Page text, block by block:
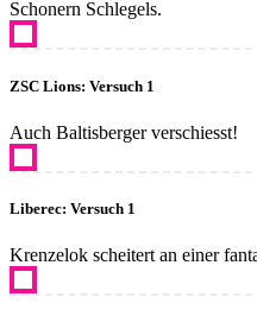
Schonern Schlegels.
ZSC Lions: Versuch 1
Auch Baltisberger verschiesst!
Liberec: Versuch 1
Krenzelok scheitert an einer